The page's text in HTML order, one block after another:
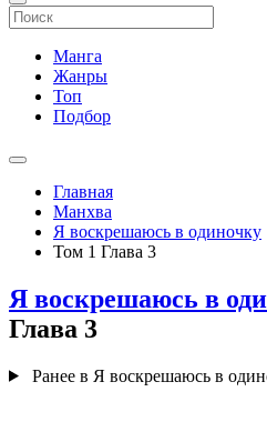
Манга
Жанры
Топ
Подбор
Главная
Манхва
Я воскрешаюсь в одиночку
Том 1 Глава 3
Я воскрешаюсь в
Глава 3
Ранее в Я воскрешаюсь в